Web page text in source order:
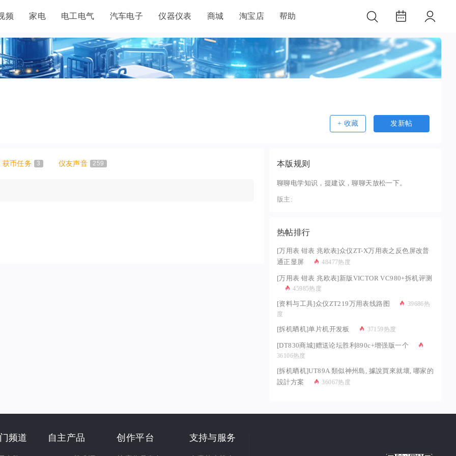
频 家电 电工电气 汽车电子 仪器仪表 商城 淘宝店 帮助
+ 收藏 发新帖
获币任务 3 仪友声音 259 本版规则
聊聊电学知识，提建议，聊聊天放松一下。
版主:
热帖排行
[万用表 钳表 兆欧表]众仪ZT-X万用表之反色屏改普
通正显屏
48477热度
[万用表 钳表 兆欧表]新版VICTOR VC980+拆机评测
45985热度
[资料与工具]众仪ZT219万用表线路图
39686热
度
[拆机晒机]单片机开发板 37159热度
[DT830商城]赠送论坛胜利890c+增强版一个
36106热度
[拆机晒机]UT89A 類似神州島, 據說買來就壞, 哪家的
設計方案
36067热度
频道 自主产品 创作平台 支持与服务